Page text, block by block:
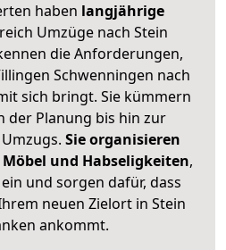
haben langjährige
Umzüge nach Stein
die Anforderungen,
Schwenningen nach
sich bringt. Sie kümmern
der Planung bis hin zur
Sie organisieren
und Habseligkeiten,
und sorgen dafür, dass
neuen Zielort in Stein
ankommt.